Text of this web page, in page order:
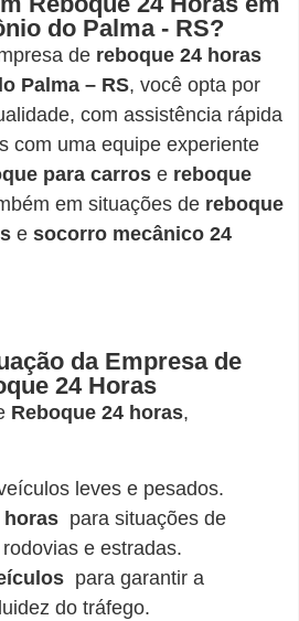
do Palma - RS?
de reboque 24 horas
Palma – RS, você opta por
com assistência rápida
com uma equipe experiente
para carros e reboque
em situações de reboque
e socorro mecânico 24
da Empresa de
24 Horas
Reboque 24 horas,
leves e pesados.
horas para situações de
e estradas.
para garantir a
do tráfego.